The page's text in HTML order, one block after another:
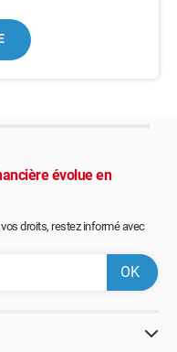
évolue en
droits, restez informé avec